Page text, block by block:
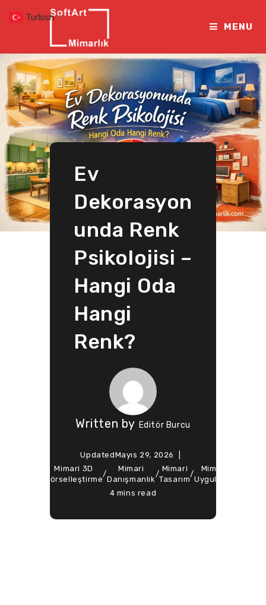
MENU
Ev
Dekorasyon
unda Renk
Psikolojisi –
Hangi Oda
Hangi
Renk?
Written by Editör Burcu
UpdatedMayıs 29, 2026
Mimari 3D
Görselleştirme
/
Mimari
Danışmanlık
/
Mimari
Tasarım
/
Mimari
Uygulama
4 mins read
Turkish ▼